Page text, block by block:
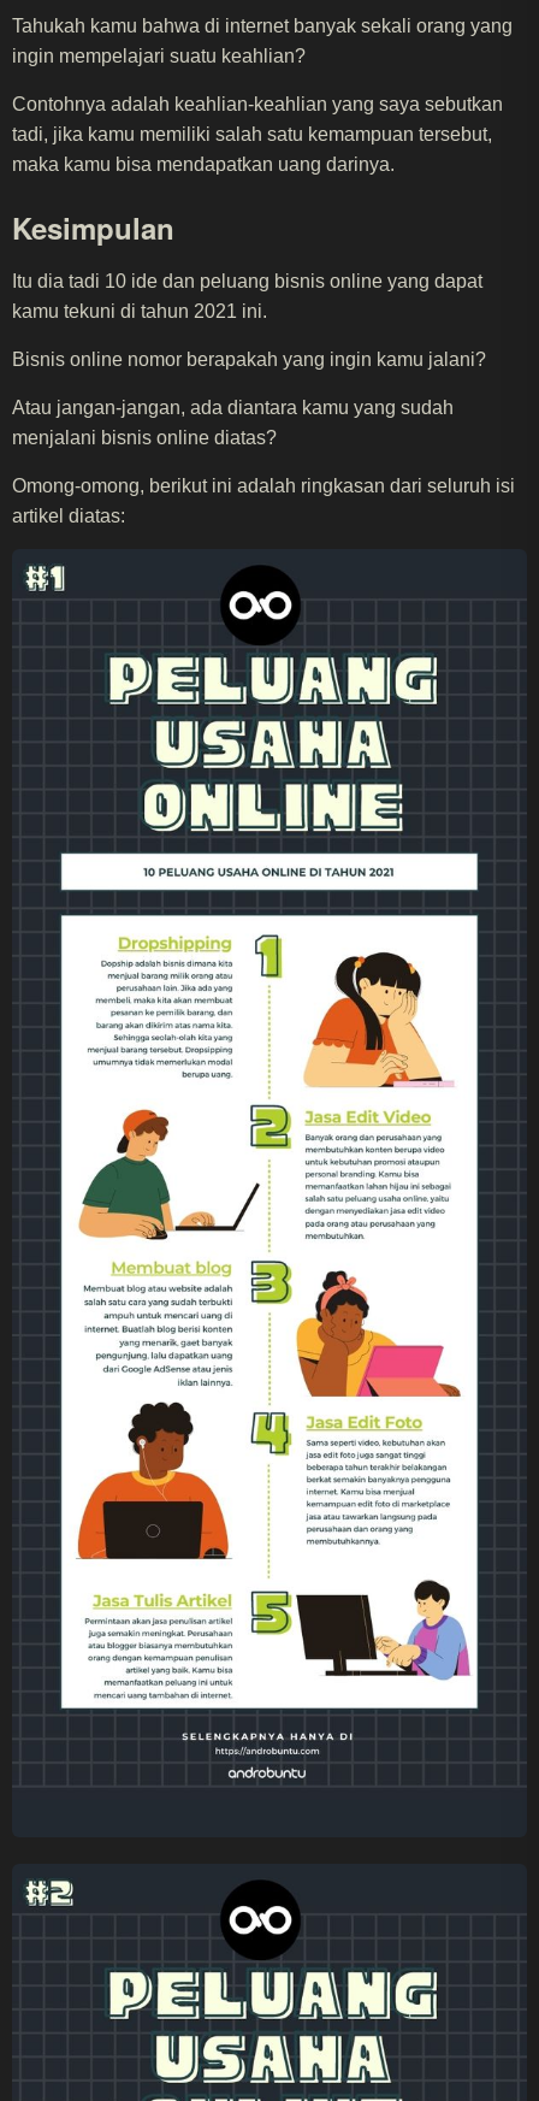
Tahukah kamu bahwa di internet banyak sekali orang yang
ingin mempelajari suatu keahlian?
Contohnya adalah keahlian-keahlian yang saya sebutkan
tadi, jika kamu memiliki salah satu kemampuan tersebut,
maka kamu bisa mendapatkan uang darinya.
Kesimpulan
Itu dia tadi 10 ide dan peluang bisnis online yang dapat
kamu tekuni di tahun 2021 ini.
Bisnis online nomor berapakah yang ingin kamu jalani?
Atau jangan-jangan, ada diantara kamu yang sudah
menjalani bisnis online diatas?
Omong-omong, berikut ini adalah ringkasan dari seluruh isi
artikel diatas: